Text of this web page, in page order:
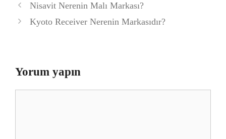
Nisavit Nerenin Malı Markası?
Kyoto Receiver Nerenin Markasıdır?
Yorum yapın